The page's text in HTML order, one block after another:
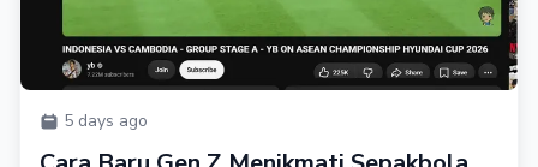
5 days ago